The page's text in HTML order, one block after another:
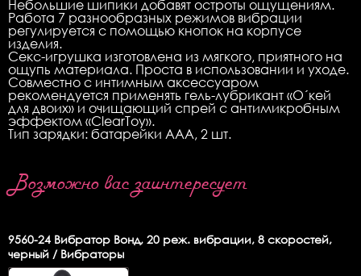
Небольшие шипики добавят остроты ощущениям.
Работа 7 разнообразных режимов вибрации
регулируется с помощью кнопок на корпусе
изделия.
Секс-игрушка изготовлена из мягкого, приятного на
ощупь материала. Проста в использовании и уходе.
Совместно с интимным аксессуаром
рекомендуется применять гель-лубрикант «О´кей
для двоих» и очищающий спрей с антимикробным
эффектом «ClearToy».
Тип зарядки: батарейки ААА, 2 шт.
Возможно вас заинтересует
9560-24 Вибратор Вонд, 20 реж. вибрации, 8 скоростей,
черный / Вибраторы